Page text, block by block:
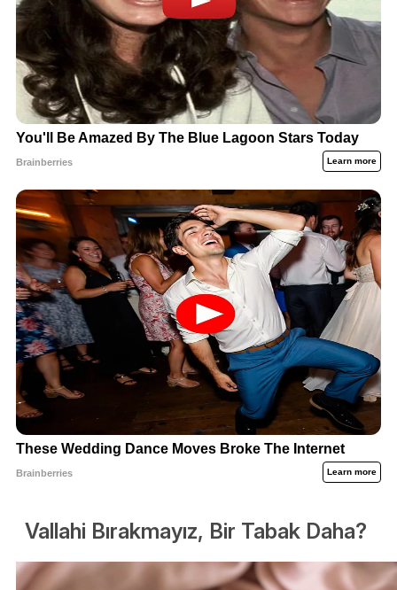
Vallahi Bırakmayız, Bir Tabak Daha?